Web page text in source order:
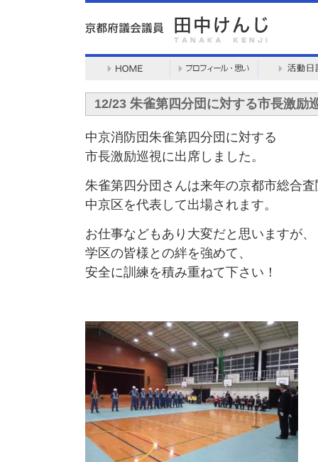
12/23 朱雀第四分団に対する市長激励
中京消防団朱雀第四分団に対する
市長激励巡視に出席しました。
朱雀第四分団さんは来年の京都市総合査
中京区を代表して出場されます。
お仕事などもあり大変だと思いますが、
学区の皆様との絆を強めて、
安全に訓練を積み重ねて下さい！